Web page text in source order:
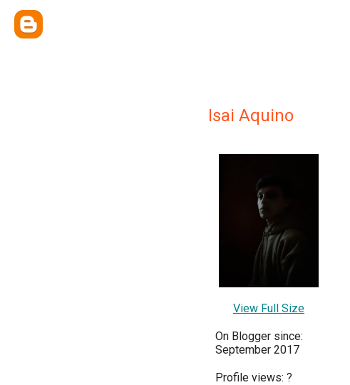
Isai Aquino
View Full Size
On Blogger since:
September 2017
Profile views: ?